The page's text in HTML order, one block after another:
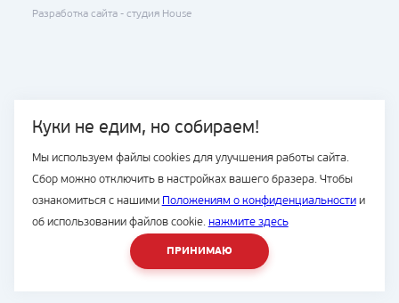
Куки не едим, но собираем!
Мы используем файлы cookies для улучшения работы сайта.
Сбор можно отключить в настройках вашего бразера. Чтобы
ознакомиться с нашими Положениям о конфиденциальностии
об использовании файлов cookie. нажмите здесь
ПРИНИМАЮ
Разработка сайта - студия House